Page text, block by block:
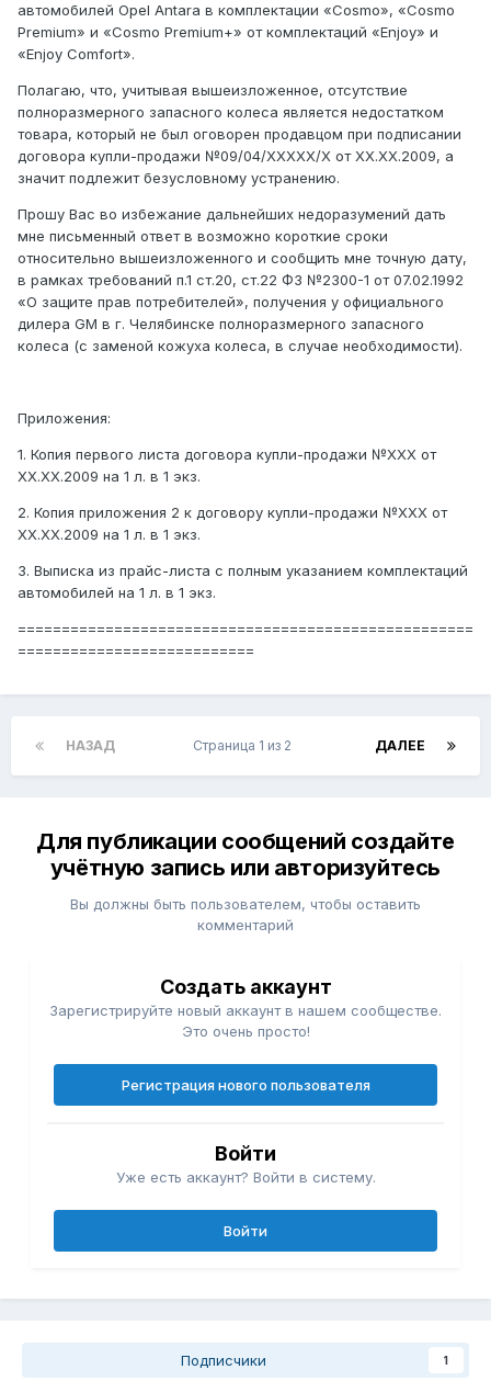
автомобилей Opel Antara в комплектации «Cosmo», «Cosmo
Premium» и «Cosmo Premium+» от комплектаций «Enjoy» и
«Enjoy Comfort».
Полагаю, что, учитывая вышеизложенное, отсутствие
полноразмерного запасного колеса является недостатком
товара, который не был оговорен продавцом при подписании
договора купли-продажи №09/04/XXXXX/X от XX.XX.2009, а
значит подлежит безусловному устранению.
Прошу Вас во избежание дальнейших недоразумений дать
мне письменный ответ в возможно короткие сроки
относительно вышеизложенного и сообщить мне точную дату,
в рамках требований п.1 ст.20, ст.22 ФЗ №2300-1 от 07.02.1992
«О защите прав потребителей», получения у официального
дилера GM в г. Челябинске полноразмерного запасного
колеса (с заменой кожуха колеса, в случае необходимости).
Приложения:
1. Копия первого листа договора купли-продажи №XXX от
XX.XX.2009 на 1 л. в 1 экз.
2. Копия приложения 2 к договору купли-продажи №XXX от
XX.XX.2009 на 1 л. в 1 экз.
3. Выписка из прайс-листа с полным указанием комплектаций
автомобилей на 1 л. в 1 экз.
====================================================
===========================
НАЗАД ДАЛЕЕ
Страница 1 из 2
Для публикации сообщений создайте
учётную запись или авторизуйтесь
Вы должны быть пользователем, чтобы оставить
комментарий
Создать аккаунт
Зарегистрируйте новый аккаунт в нашем сообществе.
Это очень просто!
Регистрация нового пользователя
Войти
Уже есть аккаунт? Войти в систему.
Войти
Подписчики 1